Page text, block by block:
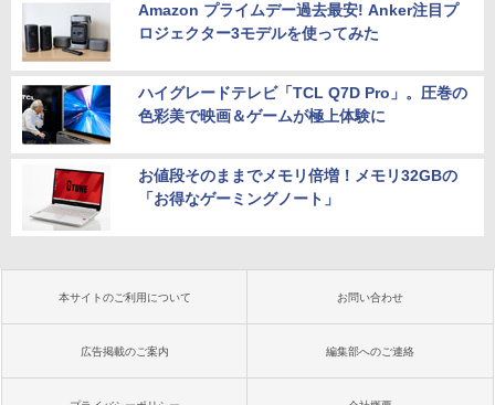
Amazon プライムデー過去最安! Anker注目プ
ロジェクター3モデルを使ってみた
ハイグレードテレビ「TCL Q7D Pro」。圧巻の
色彩美で映画＆ゲームが極上体験に
お値段そのままでメモリ倍増！メモリ32GBの
「お得なゲーミングノート」
本サイトのご利用について お問い合わせ
広告掲載のご案内 編集部へのご連絡